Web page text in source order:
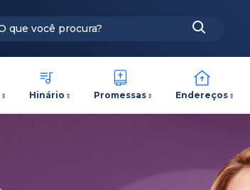
Hinário Promessas Endereços